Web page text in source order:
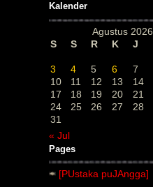
Kalender
Agustus 2026
S
S R K J
3
4 5 6 7
10
11 12 13 14
17
18 19 20 21
24
25 26 27 28
31
« Jul
Pages
[PUstaka puJAngga]